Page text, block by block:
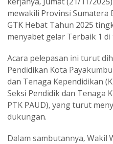
mewakili Provinsi Sumatera
GTK Hebat Tahun 2025
menyabet gelar Terbaik 1
Acara pelepasan ini turut
Pendidikan Kota
dan Tenaga Kependidikan
Seksi Pendidik dan Tenaga
PTK PAUD), yang turut
dukungan.
Dalam sambutannya, Wakil